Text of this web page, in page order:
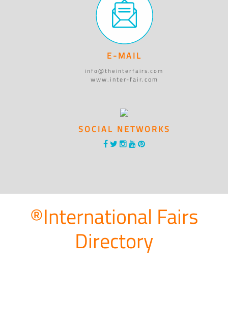
E-MAIL
info@theinterfairs.com
www.inter-fair.com
SOCIAL NETWORKS
®International Fairs
Directory